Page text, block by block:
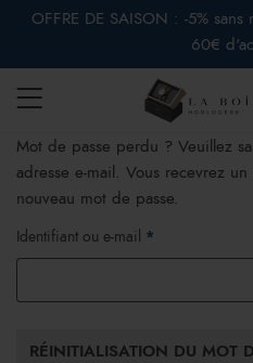
OFFRE DE SAISON : -5%
60€
Mot de passe perdu ? Veuillez
adresse e-mail. Vous recevrez
nouveau mot de passe.
Identifiant ou e-mail *
RÉINITIALISATION DU MOT